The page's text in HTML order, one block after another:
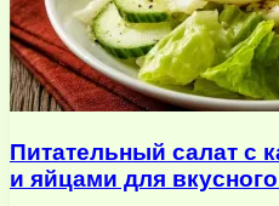
Питательный салат с
и яйцами для